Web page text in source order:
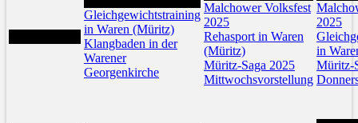
Gleichgewichtstraining
in Waren (Müritz)
Klangbaden in der
Warener
Georgenkirche
Malchower Volksfest
2025
Rehasport in Waren
(Müritz)
Müritz-Saga 2025
Mittwochsvorstellung
2025
in
Müritz-